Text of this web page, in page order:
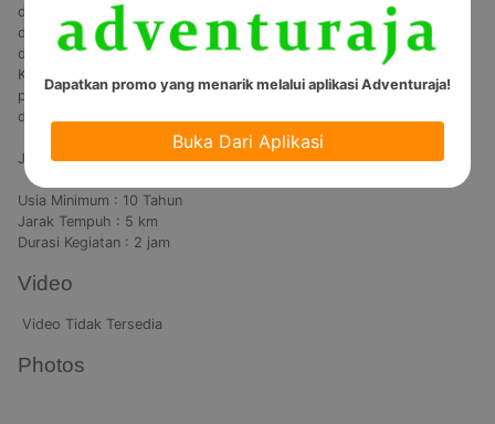
dari aliran danau Situ Cileunca yang relatif stabil sepanjang tahun
dengan debit rata-rata diantara 1 – 2,5 M3/detik sehingga sungai ini
dapat diarungi kapan saja dan juga bebas dari banjir bandang.
Kelebihan ini memungkinkan Sungai Palayangan dapat diarungi oleh
peserta pemula, pengarungan dalam kondisi hujan atau peserta
dengan umur minimal diatas 10 Tahun.
Jelajahi Sungai Palayangan sekarang juga,
Usia Minimum : 10 Tahun
Jarak Tempuh : 5 km
Durasi Kegiatan : 2 jam
Video
Video Tidak Tersedia
Photos
Dapatkan promo yang menarik melalui aplikasi Adventuraja!
Buka Dari Aplikasi